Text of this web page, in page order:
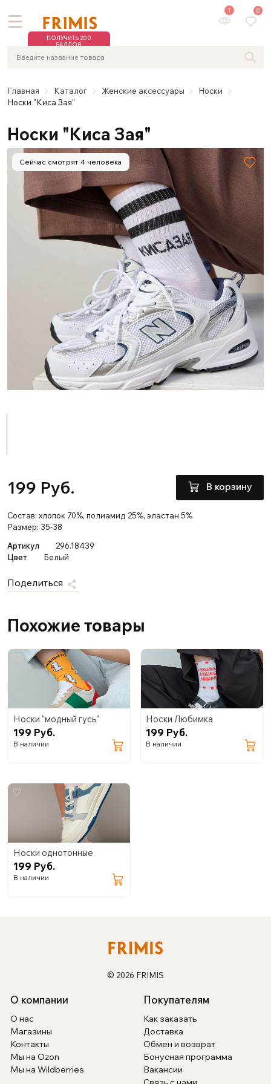
ПОЛУЧИТЬ 200
БАЛЛОВ
1 0
Главная Каталог Женские аксессуары
Носки
Носки "Киса Зая"
Носки "Киса Зая"
Сейчас смотрят 4 человека
199 Руб. В корзину
Состав: хлопок 70%, полиамид 25%, эластан 5%
Размер: 35-38
Артикул
296.18439
Цвет
Белый
Поделиться
Похожие товары
Носки "модный гусь"
199 Руб.
В наличии
Носки Любимка
199 Руб.
В наличии
Носки однотонные
199 Руб.
В наличии
© 2026 FRIMIS
О компании
О нас
Магазины
Контакты
Мы на Ozon
Мы на Wildberries
Покупателям
Как заказать
Доставка
Обмен и возврат
Бонусная программа
Вакансии